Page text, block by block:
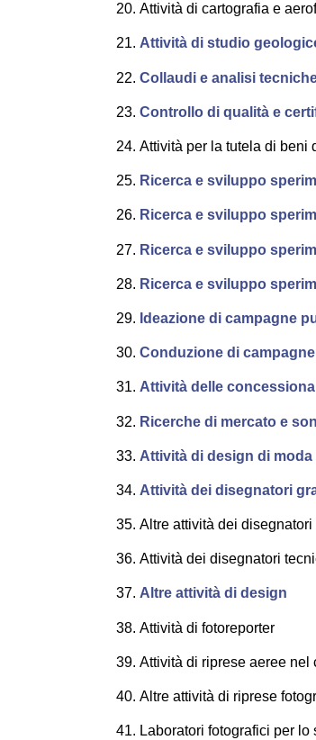
Attività di cartografia e
Attività di studio
Collaudi e analisi
Controllo di qualità e
Attività per la tutela di beni
Ricerca e sviluppo
Ricerca e sviluppo
Ricerca e sviluppo
Ricerca e sviluppo
Ideazione di campagne
Conduzione di
Attività delle
Ricerche di mercato e
Attività di design di
Attività dei disegnatori
Altre attività dei disegnatori
Attività dei disegnatori
Altre attività di design
Attività di fotoreporter
Attività di riprese aeree nel
Altre attività di riprese
Laboratori fotografici per